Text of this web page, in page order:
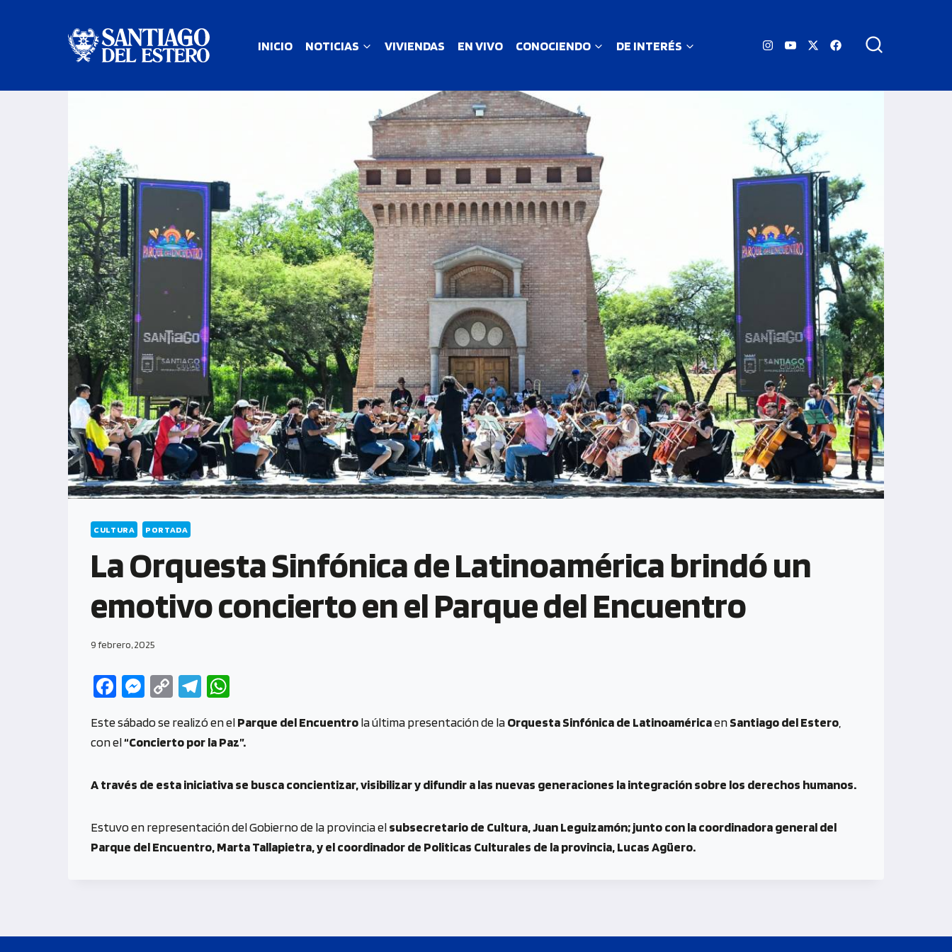
INICIO NOTICIAS VIVIENDAS EN VIVO CONOCIENDO DE INTERÉS
CULTURA PORTADA
La Orquesta Sinfónica de Latinoamérica brindó un
emotivo concierto en el Parque del Encuentro
9 febrero, 2025
Fa
b
o
o
M
se
n
g
C
py
Li
n
Te
gr
a
m
at
s
A
p
Este sábado se realizó en elParque del Encuentrola última presentación de laOrquesta Sinfónica de LatinoaméricaenSantiago del Estero
con el“Concierto por la Paz”.
A través de esta iniciativa se busca concientizar, visibilizar y difundir a las nuevas generaciones la integración sobre los derechos humanos.
Estuvo en representación del Gobierno de la provincia elsubsecretario de Cultura, Juan Leguizamón; junto con la coordinadora general del
Parque del Encuentro, Marta Tallapietra, y el coordinador de Politicas Culturales de la provincia, Lucas Agüero.